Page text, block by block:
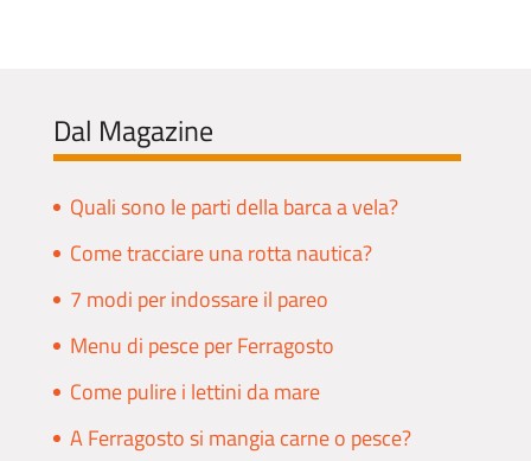
Dal Magazine
Quali sono le parti della barca a vela?
Come tracciare una rotta nautica?
7 modi per indossare il pareo
Menu di pesce per Ferragosto
Come pulire i lettini da mare
A Ferragosto si mangia carne o pesce?